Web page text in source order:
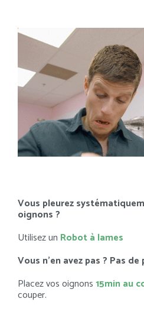
Vous pleurez
oignons ?
Utilisez un Robot à lames
Vous n’en avez pas ? Pas
Placez vos oignons15min au
couper.